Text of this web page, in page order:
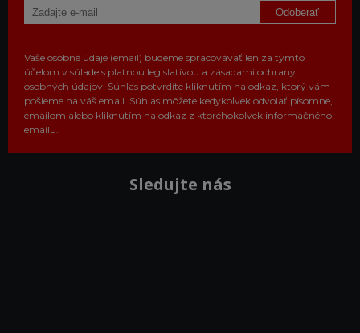
Odoberať
Vaše osobné údaje (email) budeme spracovávať len za týmto
účelom v súlade s platnou legislatívou a zásadami ochrany
osobných údajov. Súhlas potvrdíte kliknutím na odkaz, ktorý vám
pošleme na váš email. Súhlas môžete kedykoľvek odvolať písomne,
emailom alebo kliknutím na odkaz z ktoréhokoľvek informačného
emailu.
Sledujte nás